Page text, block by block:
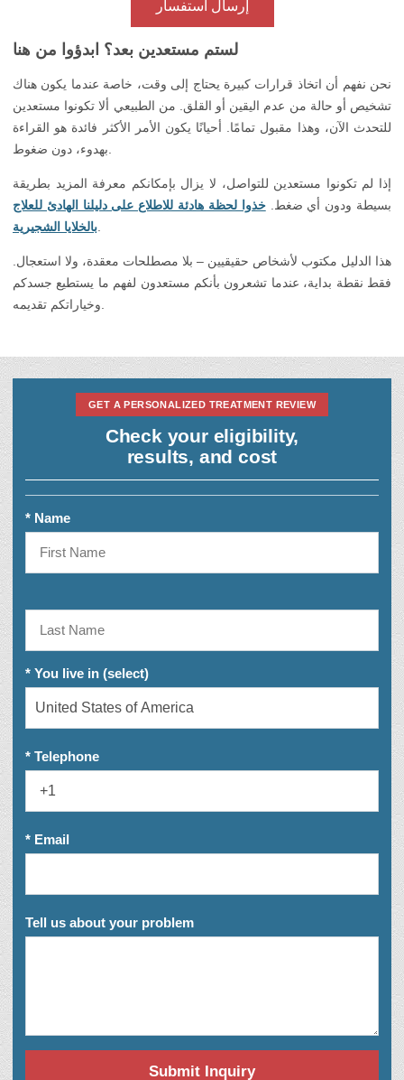
إرسال استفسار
لستم مستعدين بعد؟ ابدؤوا من هنا
نحن نفهم أن اتخاذ قرارات كبيرة يحتاج إلى وقت، خاصة عندما يكون هناك
تشخيص أو حالة من عدم اليقين أو القلق. من الطبيعي ألا تكونوا مستعدين
للتحدث الآن، وهذا مقبول تمامًا. أحيانًا يكون الأمر الأكثر فائدة هو القراءة
إذا لم تكونوا مستعدين للتواصل، لا يزال بإمكانكم معرفة المزيد بطريقة
بسيطة ودون أي ضغط.خذوا لحظة هادئة للاطلاع على دليلنا الهادئ للعلاج
بالخلايا الشجيرية
هذا الدليل مكتوب لأشخاص حقيقيين – بلا مصطلحات معقدة، ولا استعجال.
فقط نقطة بداية، عندما تشعرون بأنكم مستعدون لفهم ما يستطيع جسدكم
GET A PERSONALIZED TREATMENT REVIEW
Check your eligibility,
results, and cost
* Name
* You live in (select)
* Telephone
* Email
Tell us about your problem
Submit Inquiry